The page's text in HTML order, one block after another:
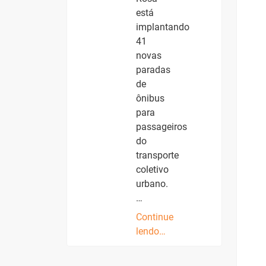
está
implantando
41
novas
paradas
de
ônibus
para
passageiros
do
transporte
coletivo
urbano.
…
Continue
lendo…